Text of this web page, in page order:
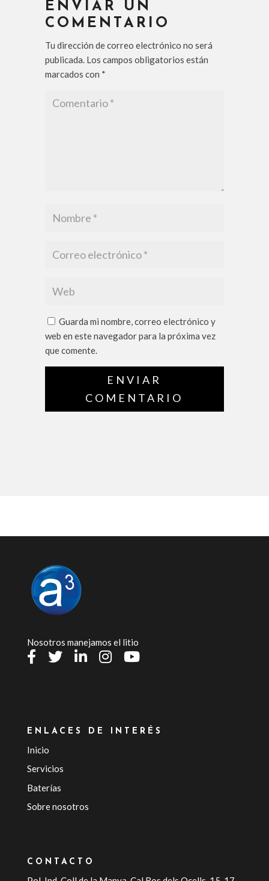
ENVIAR UN
COMENTARIO
Tu dirección de correo electrónico no será
publicada. Los campos obligatorios están
marcados con *
Guarda mi nombre, correo electrónico y
web en este navegador para la próxima vez
que comente.
ENVIAR
COMENTARIO
Nosotros manejamos el litio
ENLACES DE INTERÉS
Inicio
Servicios
Baterías
Sobre nosotros
CONTACTO